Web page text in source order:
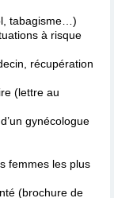
tabagisme…)
à risque
récupération
(lettre au
gynécologue
femmes les plus
(brochure de